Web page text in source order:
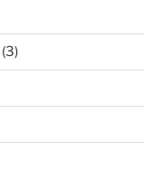
(3)